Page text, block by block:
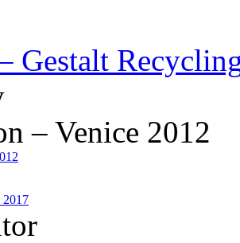
Gestalt
– Venice 2012
2017